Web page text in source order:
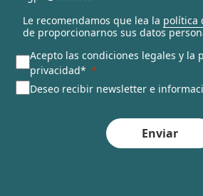
Le recomendamos que lea la política
de proporcionarnos sus datos
Acepto las condiciones legales y la
privacidad*
Deseo recibir newsletter e
Enviar